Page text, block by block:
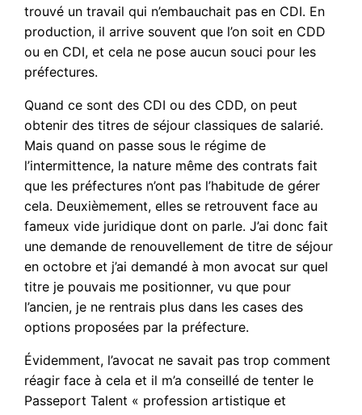
trouvé un travail qui n’embauchait pas en CDI. En
production, il arrive souvent que l’on soit en CDD
ou en CDI, et cela ne pose aucun souci pour les
préfectures.
Quand ce sont des CDI ou des CDD, on peut
obtenir des titres de séjour classiques de salarié.
Mais quand on passe sous le régime de
l’intermittence, la nature même des contrats fait
que les préfectures n’ont pas l’habitude de gérer
cela. Deuxièmement, elles se retrouvent face au
fameux vide juridique dont on parle. J’ai donc fait
une demande de renouvellement de titre de séjour
en octobre et j’ai demandé à mon avocat sur quel
titre je pouvais me positionner, vu que pour
l’ancien, je ne rentrais plus dans les cases des
options proposées par la préfecture.
Évidemment, l’avocat ne savait pas trop comment
réagir face à cela et il m’a conseillé de tenter le
Passeport Talent « profession artistique et